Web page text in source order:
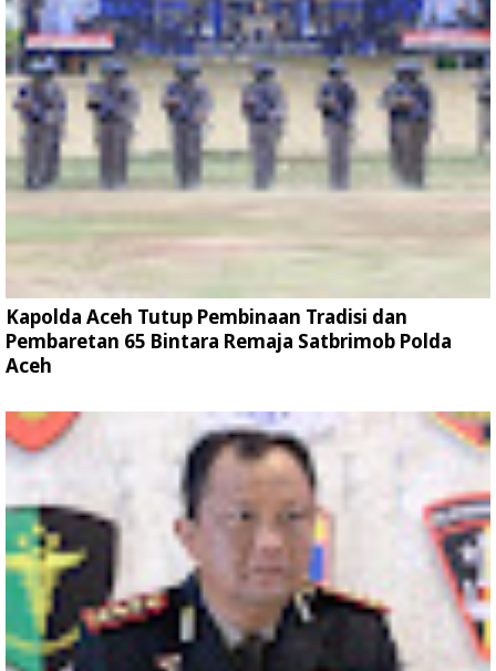
Kapolda Aceh Tutup Pembinaan Tradisi dan
Pembaretan 65 Bintara Remaja Satbrimob Polda
Aceh